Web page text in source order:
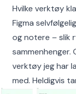
Hvilke verktøy
Figma
og notere – slik
verktøy jeg har
med. Heldigvis